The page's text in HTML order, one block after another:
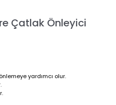
Çatlak Önleyici
yardımcı olur.